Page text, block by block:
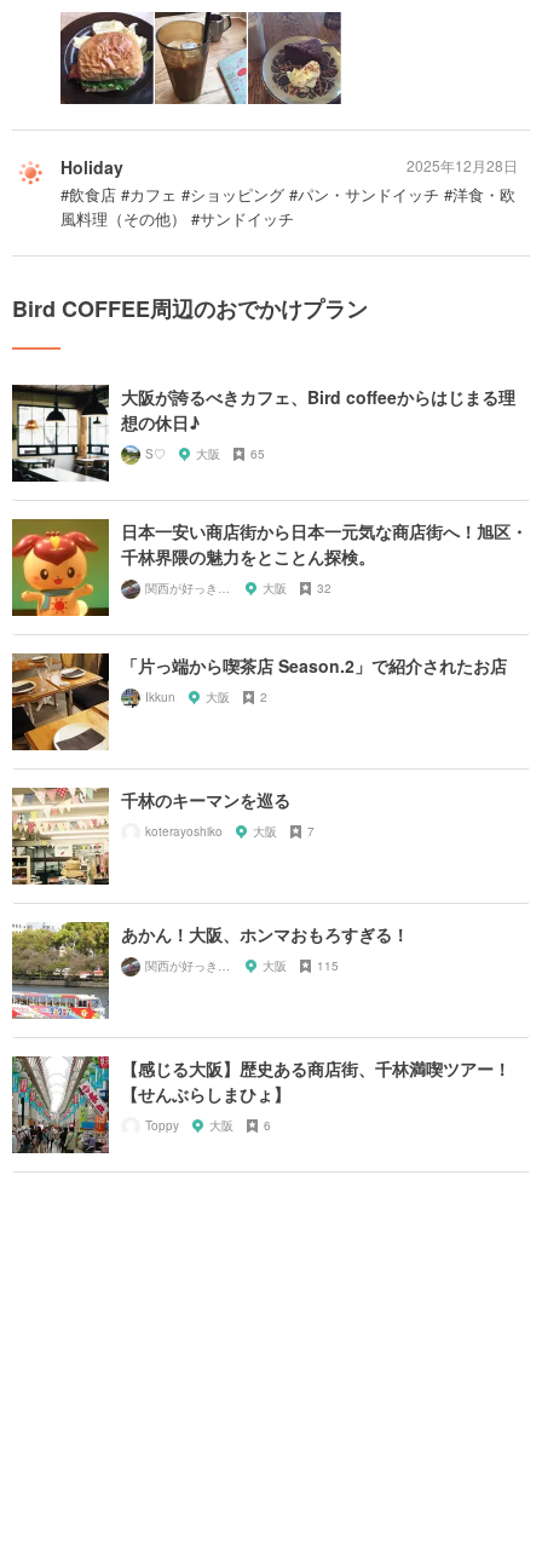
Holiday
#飲食店 #カフェ #ショッピング #パン・サンドイッチ #洋食・欧
風料理（その他） #サンドイッチ
2025年12月28日
Bird COFFEE周辺のおでかけプラン
大阪が誇るべきカフェ、Bird coffeeからはじまる理
想の休日♪
S♡ 大阪 65
日本一安い商店街から日本一元気な商店街へ！旭区・
千林界隈の魅力をとことん探検。
関西が好っきゃねん 大阪 32
「片っ端から喫茶店 Season.2」で紹介されたお店
Ikkun 大阪 2
千林のキーマンを巡る
koterayoshiko 大阪 7
あかん！大阪、ホンマおもろすぎる！
関西が好っきゃねん 大阪 115
【感じる大阪】歴史ある商店街、千林満喫ツアー！
【せんぶらしまひょ】
Toppy 大阪 6